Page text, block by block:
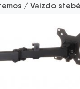
/ Vaizdo